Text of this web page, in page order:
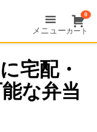
メニューカート
0
宅配・
な弁当